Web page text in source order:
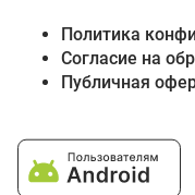
Политика
Согласие на
Публичная